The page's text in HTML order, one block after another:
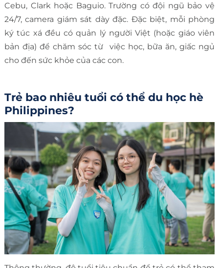
Cebu, Clark hoặc Baguio. Trường có đội ngũ bảo vệ
24/7, camera giám sát dày đặc. Đặc biệt, mỗi phòng
ký túc xá đều có quản lý người Việt (hoặc giáo viên
bản địa) để chăm sóc từ việc học, bữa ăn, giấc ngủ
cho đến sức khỏe của các con.
Trẻ bao nhiêu tuổi có thể du học hè
Philippines?